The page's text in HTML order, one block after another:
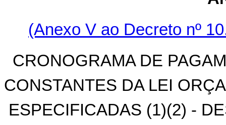
(Anexo V ao Decreto nº
CRONOGRAMA DE
CONSTANTES DA LEI
ESPECIFICADAS (1)(2) -